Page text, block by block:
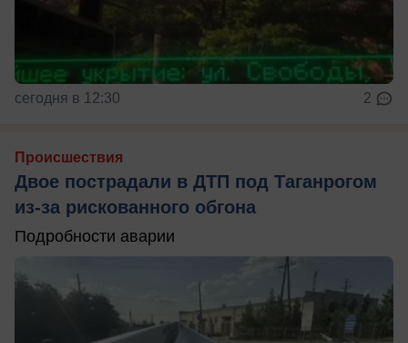
сегодня в 12:30 2
Происшествия
Двое пострадали в ДТП под Таганрогом
из-за рискованного обгона
Подробности аварии